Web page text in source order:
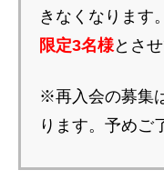
きなくなります
限定3名様とさ
※再入会の募集
ります。予めご